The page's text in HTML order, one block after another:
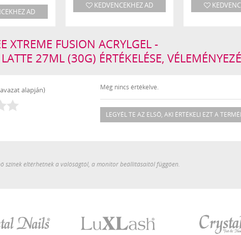
AD
KEDVENCEKHEZ AD
XTREME FUSION ACRYLGEL -
27ML (30G) ÉRTÉKELÉSE,
alapján) Még nincs értékelve.
LEGYÉL TE AZ ELSŐ, AKI ÉRTÉKELI EZT A
színek eltérhetnek a valóságtól, a monitor beállításaitól függően.